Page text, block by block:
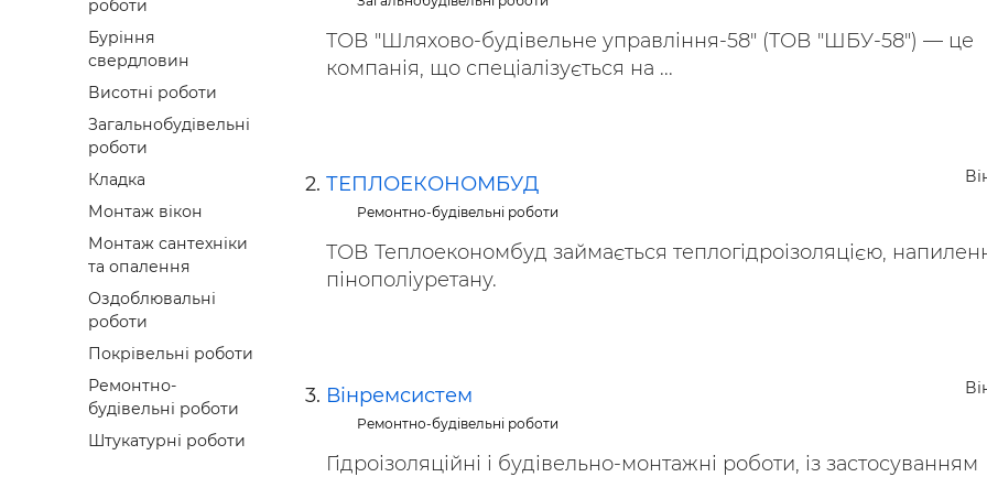
Резюме
роботи
Буріння
свердловин
Висотні роботи
Загальнобудівельні
роботи
Кладка
Монтаж вікон
Монтаж сантехніки
та опалення
Оздоблювальні
роботи
Покрівельні роботи
Ремонтно-
будівельні роботи
Штукатурні роботи
ТОВ "Шляхово-будівельне управління-58" (ТОВ "ШБУ-58") — це
компанія, що спеціалізується на ...
ТЕПЛОЕКОНОМБУД
Ремонтно-будівельні роботи
ТОВ Теплоекономбуд займається теплогідроізоляцією,
пінополіуретану.
Вінремсистем
Ремонтно-будівельні роботи
Гідроізоляційні і будівельно-монтажні роботи, із застосуванням